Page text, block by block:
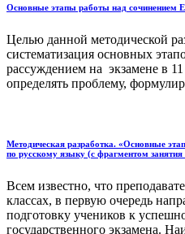
Основные этапы работы над сочинением
Целью данной методической
систематизация основных
рассуждением на экзамене в
определять проблему,
Методическая разработка. «Основные
по русскому языку (с фрагментом
Всем известно, что
классах, в первую очередь
подготовку учеников к
государственного экзамена.